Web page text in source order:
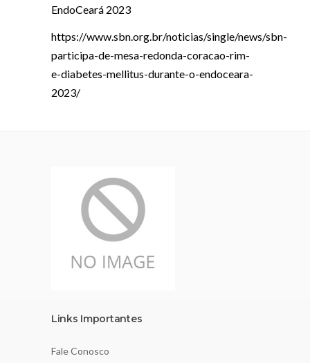
EndoCeará 2023
https://www.sbn.org.br/noticias/single/news/sbn-
participa-de-mesa-redonda-coracao-rim-
e-diabetes-mellitus-durante-o-endoceara-
2023/
Links Importantes
Fale Conosco